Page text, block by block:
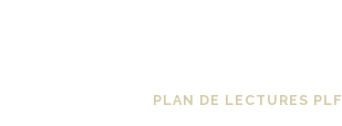
PLAN DE LECTURES PLF